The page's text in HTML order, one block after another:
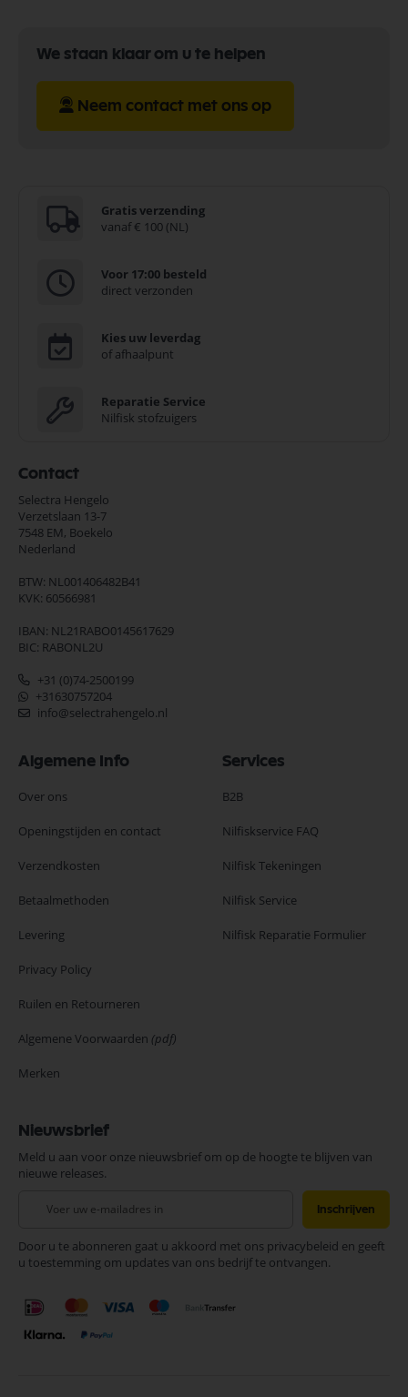
We staan klaar om u te helpen
Neem contact met ons op
Gratis verzending
vanaf € 100 (NL)
Voor 17:00 besteld
direct verzonden
Kies uw leverdag
of afhaalpunt
Reparatie Service
Nilfisk stofzuigers
Contact
Selectra Hengelo
Verzetslaan 13-7
7548 EM, Boekelo
Nederland
BTW: NL001406482B41
KVK: 60566981
IBAN: NL21RABO0145617629
BIC: RABONL2U
+31 (0)74-2500199
+31630757204
info@selectrahengelo.nl
Algemene Info
Over ons
Openingstijden en contact
Verzendkosten
Betaalmethoden
Levering
Privacy Policy
Ruilen en Retourneren
Algemene Voorwaarden (pdf)
Merken
Services
B2B
Nilfiskservice FAQ
Nilfisk Tekeningen
Nilfisk Service
Nilfisk Reparatie Formulier
Nieuwsbrief
Meld u aan voor onze nieuwsbrief om op de hoogte te blijven van
nieuwe releases.
onze
nieuwsbrief
Inschrijven
Door u te abonneren gaat u akkoord met ons privacybeleid en geeft
u toestemming om updates van ons bedrijf te ontvangen.